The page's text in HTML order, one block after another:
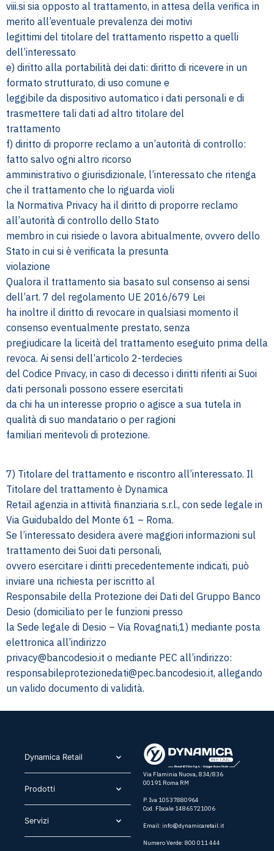
viii.si sia opposto al trattamento, in attesa della verifica in
merito all’eventuale prevalenza dei motivi
legittimi del titolare del trattamento rispetto a quelli
dell’interessato
e) diritto alla portabilità dei dati: diritto di ricevere in un
formato strutturato, di uso comune e
leggibile da dispositivo automatico i dati personali e di
trasmettere tali dati ad altro titolare del
trattamento
f) diritto di proporre reclamo a un’autorità di controllo:
fatto salvo ogni altro ricorso
amministrativo o giurisdizionale, l’interessato che ritenga
che il trattamento che lo riguarda violi
la Normativa Privacy ha il diritto di proporre reclamo
all’autorità di controllo dello Stato
membro in cui risiede o lavora abitualmente, ovvero dello
Stato in cui si è verificata la presunta
violazione
Qualora il trattamento sia basato sul consenso ai sensi
dell’art. 7 del regolamento UE 2016/679 Lei
ha inoltre il diritto di revocare in qualsiasi momento il
consenso eventualmente prestato, senza
pregiudicare la liceità del trattamento eseguito prima della
revoca. Ai sensi dell’articolo 2-terdecies
del Codice Privacy, in caso di decesso i diritti riferiti ai Suoi
dati personali possono essere esercitati
da chi ha un interesse proprio o agisce a sua tutela in
qualità di suo mandatario o per ragioni
familiari meritevoli di protezione.
7) Titolare del trattamento e riscontro all’interessato. Il
Titolare del trattamento è Dynamica
Retail agenzia in attività finanziaria s.r.l., con sede legale in
Via Guidubaldo del Monte 61 – Roma.
Se l’interessato desidera avere maggiori informazioni sul
trattamento dei Suoi dati personali,
ovvero esercitare i diritti precedentemente indicati, può
inviare una richiesta per iscritto al
Responsabile della Protezione dei Dati del Gruppo Banco
Desio (domiciliato per le funzioni presso
la Sede legale di Desio – Via Rovagnati,1) mediante posta
elettronica all’indirizzo
privacy@bancodesio.it o mediante PEC all’indirizzo:
responsabileprotezionedati@pec.bancodesio.it, allegando
un valido documento di validità.
Dynamica Retail​
Prodotti​
Servizi​
Via Flaminia Nuova, 834/836
00191 Roma RM
P. Iva 10537880964
Cod. FIscale 14865721006
Email: info@dynamicaretail.it
Numero Verde: 800 011 444